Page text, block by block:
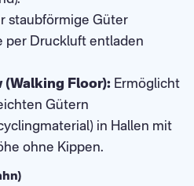
staubförmige Güter
per Druckluft entladen
(Walking Floor): Ermöglicht
Gütern
in Hallen mit
ohne Kippen.